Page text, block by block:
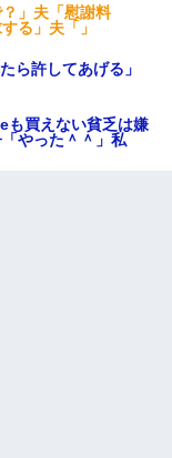
」夫「慰謝料
る」夫「」
ら許してあげる」
も買えない貧乏は嫌
やった＾＾」私